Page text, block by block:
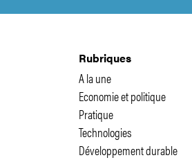
Rubriques
A la une
Economie et politique
Pratique
Technologies
Développement durable